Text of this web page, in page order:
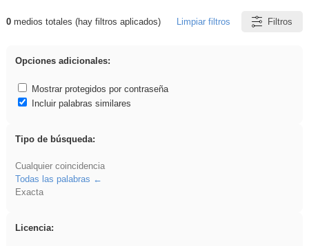
Resultados de: Asturias
0medios totales (hay filtros aplicados) Limpiar filtros Filtros
Opciones adicionales:
Mostrar protegidos por contraseña
Incluir palabras similares
Tipo de búsqueda:
Cualquier coincidencia
Todas las palabras
Exacta
Licencia: